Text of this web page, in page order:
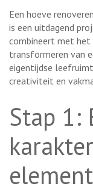
Een hoeve
is een uitdagend
combineert met
transformeren van
eigentijdse
creativiteit en
Stap 1: